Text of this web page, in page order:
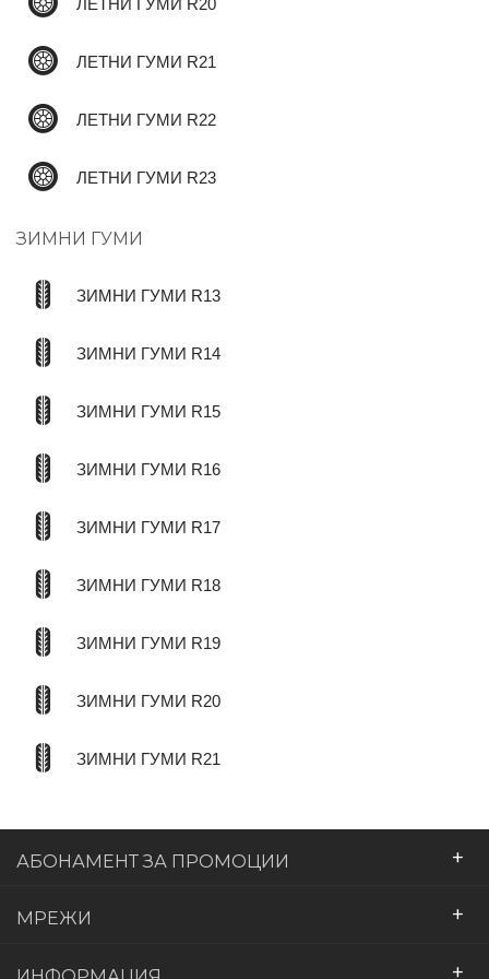
ЛЕТНИ ГУМИ R20
ЛЕТНИ ГУМИ R21
ЛЕТНИ ГУМИ R22
ЛЕТНИ ГУМИ R23
ЗИМНИ ГУМИ
ЗИМНИ ГУМИ R13
ЗИМНИ ГУМИ R14
ЗИМНИ ГУМИ R15
ЗИМНИ ГУМИ R16
ЗИМНИ ГУМИ R17
ЗИМНИ ГУМИ R18
ЗИМНИ ГУМИ R19
ЗИМНИ ГУМИ R20
ЗИМНИ ГУМИ R21
АБОНАМЕНТ ЗА ПРОМОЦИИ +
МРЕЖИ +
+